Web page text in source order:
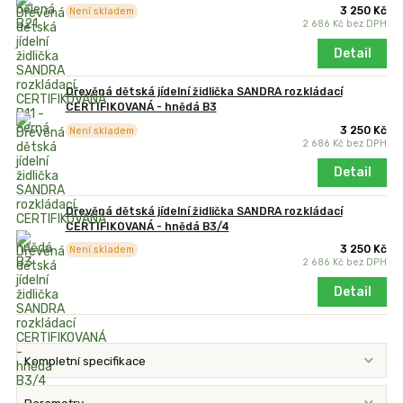
3 250 Kč
2 686 Kč bez DPH
Není skladem
Detail
Dřevěná dětská jídelní židlička SANDRA rozkládací
CERTIFIKOVANÁ - hnědá B3
3 250 Kč
2 686 Kč bez DPH
Není skladem
Detail
Dřevěná dětská jídelní židlička SANDRA rozkládací
CERTIFIKOVANÁ - hnědá B3/4
3 250 Kč
2 686 Kč bez DPH
Není skladem
Detail
Kompletní specifikace